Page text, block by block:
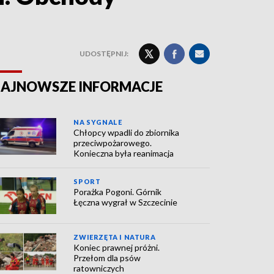
UDOSTĘPNIJ:
INFORMACJE
NA SYGNALE
Chłopcy wpadli do zbiornika
przeciwpożarowego.
Konieczna była reanimacja
SPORT
Porażka Pogoni. Górnik
Łęczna wygrał w Szczecinie
ZWIERZĘTA I NATURA
Koniec prawnej próżni.
Przełom dla psów
ratowniczych